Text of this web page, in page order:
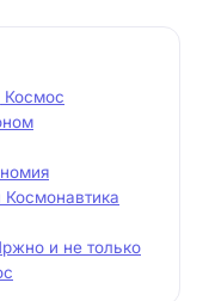
Космос
и не только